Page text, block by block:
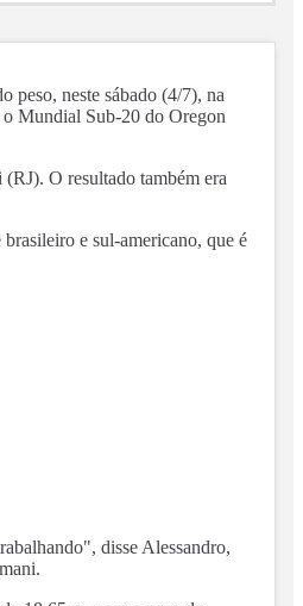
peso, neste sábado (4/7), na
Mundial Sub-20 do Oregon
O resultado também era
e sul-americano, que é
disse Alessandro,